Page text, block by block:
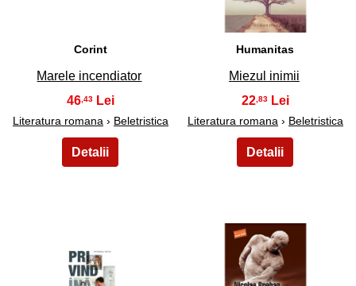
Corint
Marele incendiator
46,43
Literatura romana › Beletristica
Humanitas
Miezul inimii
22 ,83
Literatura romana › Beletristica